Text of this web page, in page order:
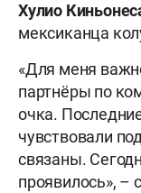
Хулио
мексиканца
«Для меня
партнёры по
очка.
чувствовали
связаны.
проявилось», –